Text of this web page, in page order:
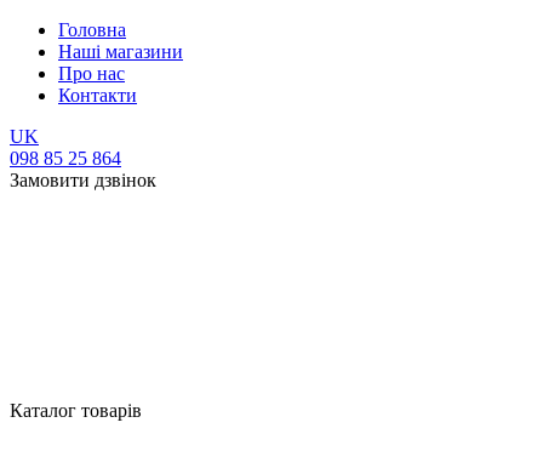
Головна
Наші магазини
Про нас
Контакти
UK
098 85 25 864
Замовити дзвінок
Каталог товарів